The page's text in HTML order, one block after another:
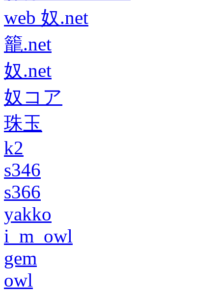
web 奴.net
籠.net
奴.net
奴コア
珠玉
k2
s346
s366
yakko
i_m_owl
gem
owl